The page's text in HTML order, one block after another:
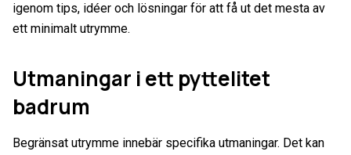
igenom tips, idéer och lösningar för att få ut det mesta av
ett minimalt utrymme.
Utmaningar i ett pyttelitet
badrum
Begränsat utrymme innebär specifika utmaningar. Det kan